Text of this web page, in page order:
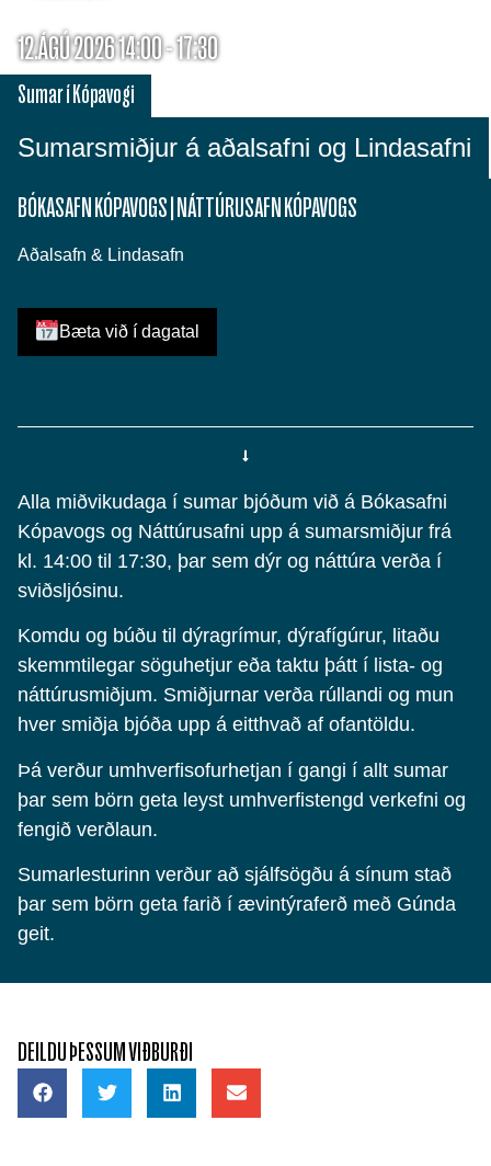
12.ÁGÚ 2026 14:00 - 17:30
Sumarsmiðjur á aðalsafni og Lindasafni
Sumar í Kópavogi
BÓKASAFN KÓPAVOGS NÁTTÚRUSAFN KÓPAVOGS
Aðalsafn & Lindasafn
Bæta við í dagatal
Alla miðvikudaga í sumar bjóðum við á Bókasafni
Kópavogs og Náttúrusafni upp á sumarsmiðjur frá
kl. 14:00 til 17:30, þar sem dýr og náttúra verða í
sviðsljósinu.
Komdu og búðu til dýragrímur, dýrafígúrur, litaðu
skemmtilegar söguhetjur eða taktu þátt í lista- og
náttúrusmiðjum. Smiðjurnar verða rúllandi og mun
hver smiðja bjóða upp á eitthvað af ofantöldu.
Þá verður umhverfisofurhetjan í gangi í allt sumar
þar sem börn geta leyst umhverfistengd verkefni og
fengið verðlaun.
Sumarlesturinn verður að sjálfsögðu á sínum stað
þar sem börn geta farið í ævintýraferð með Gúnda
geit.
DEILDU ÞESSUM VIÐBURÐI